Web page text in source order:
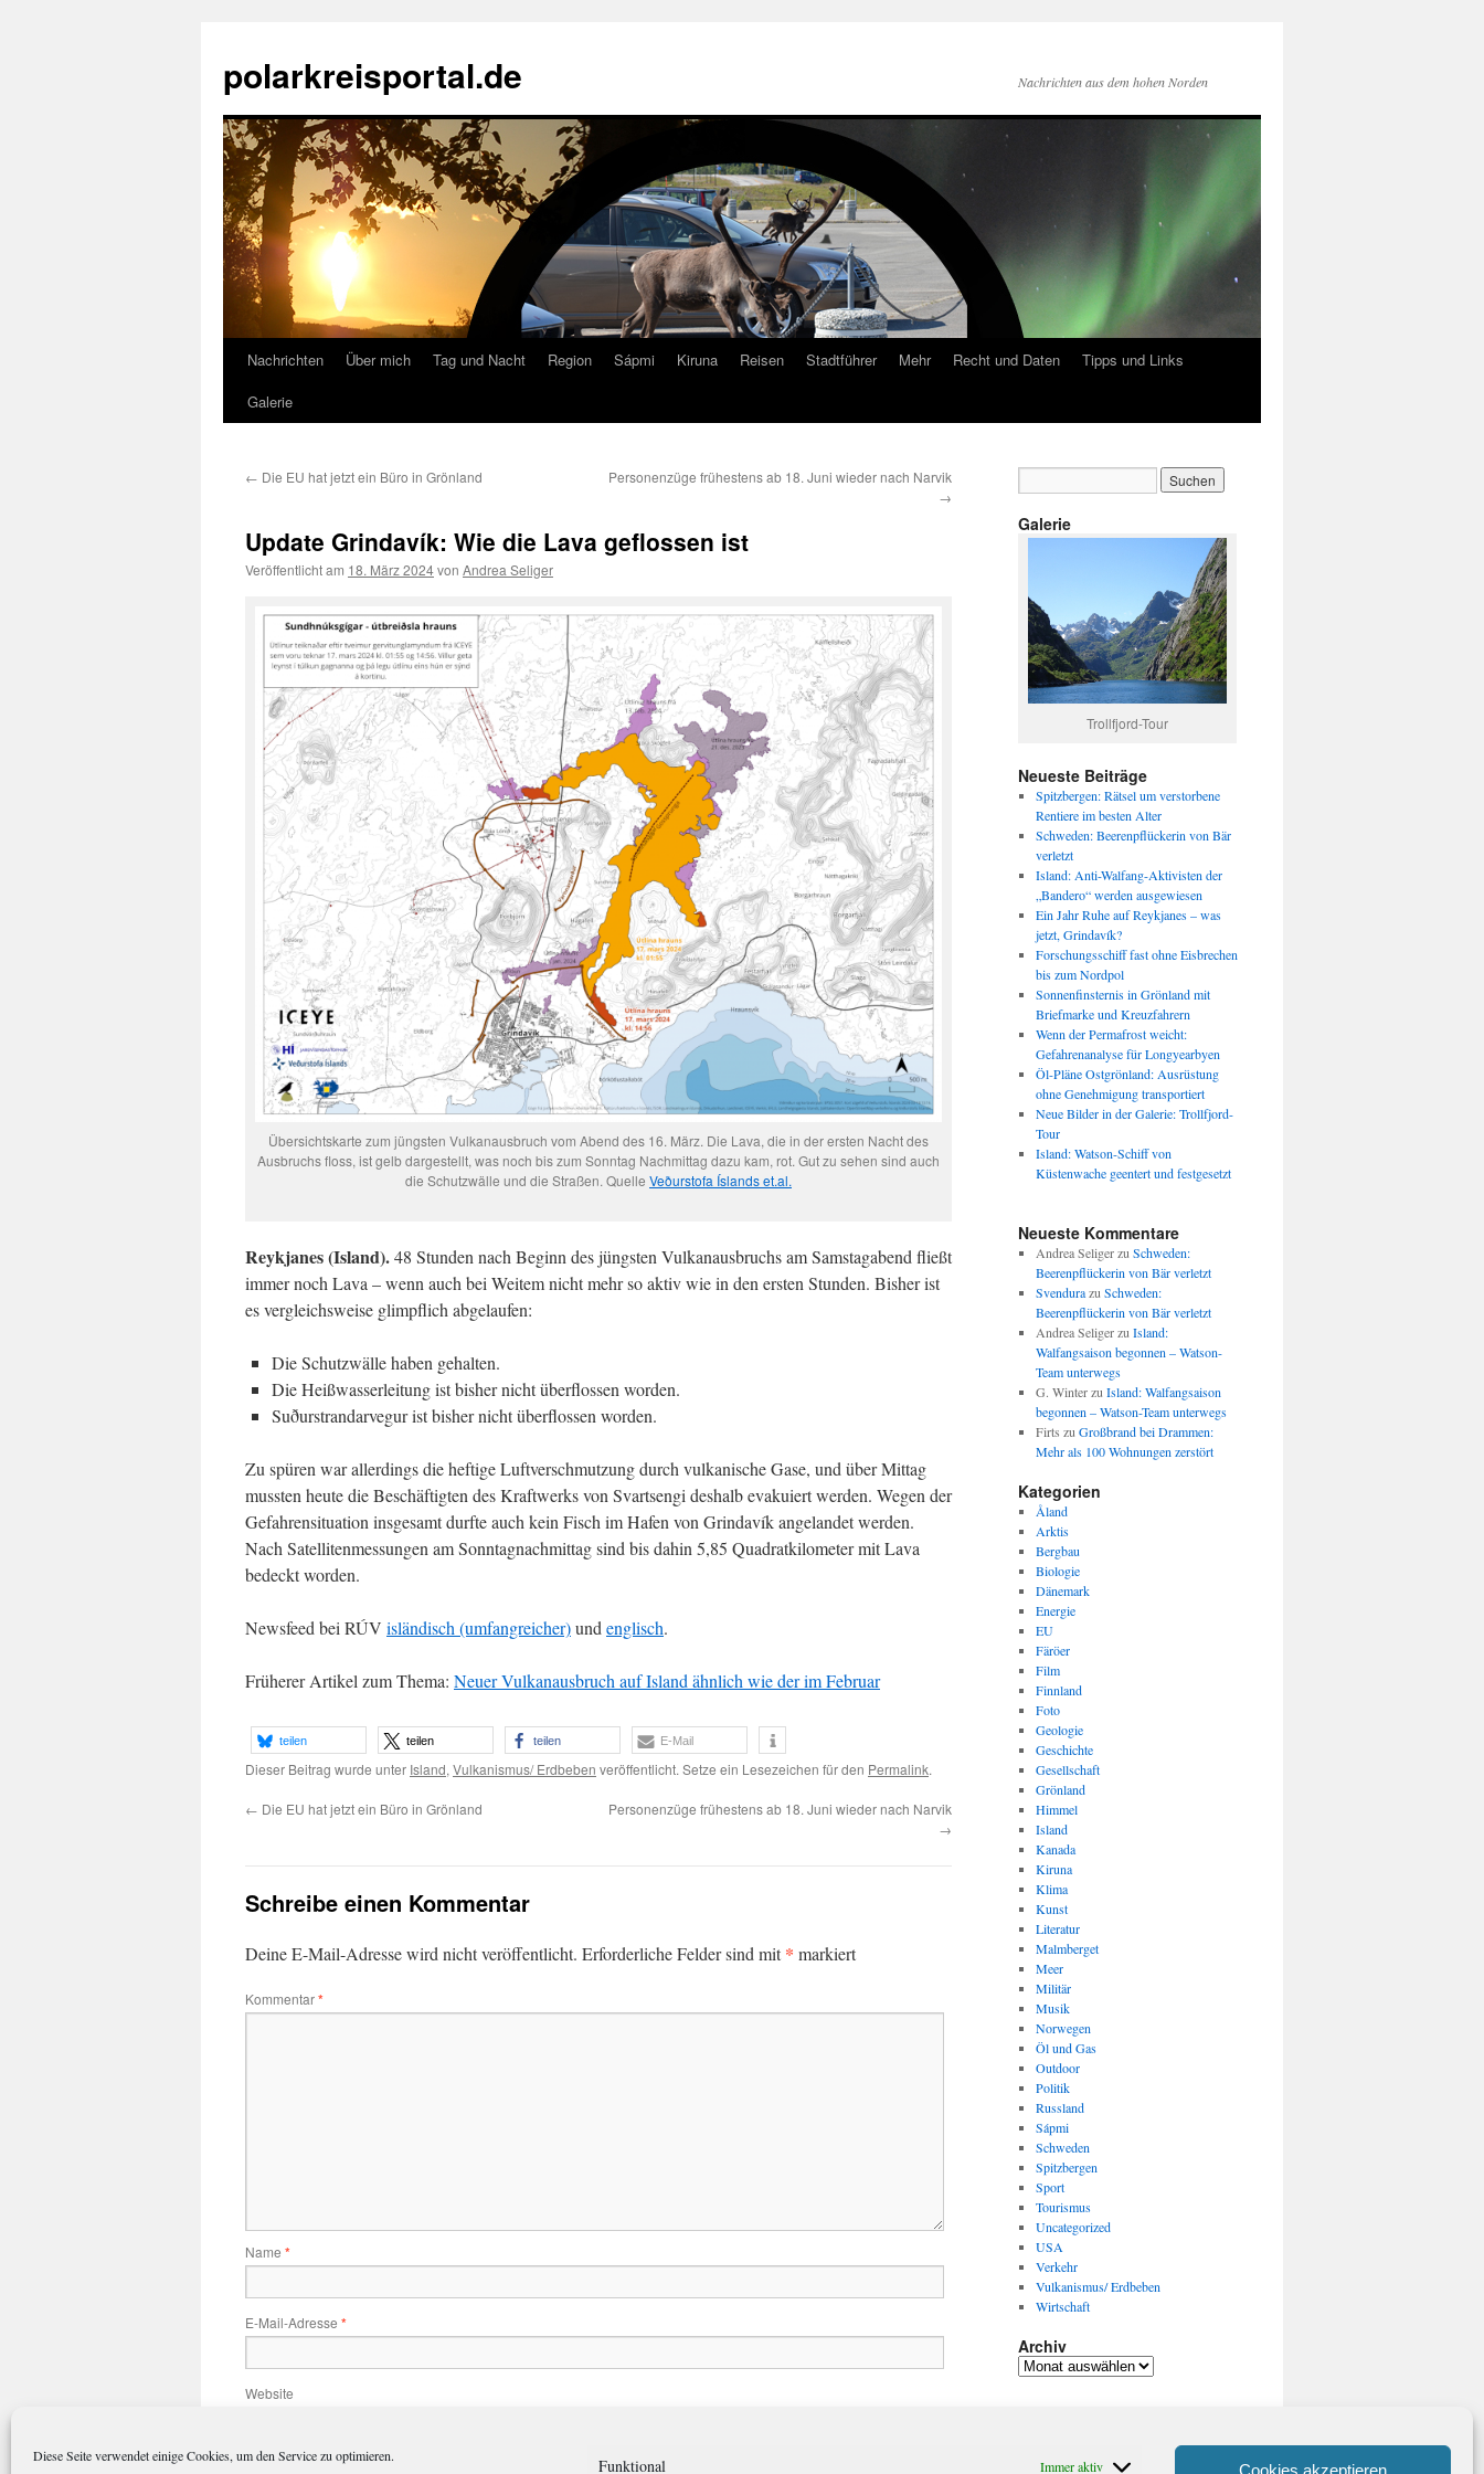
Diese Seite verwendet einige Cookies, um den Service zu optimieren. Funktional Immer aktiv Cookies akzeptieren
springen
polarkreisportal.de Nachrichten aus dem hohen Norden
Nachrichten Über mich Tag und Nacht Region Sápmi Kiruna Reisen Stadtführer Mehr Recht und Daten
Tipps und Links
Galerie
← Die EU hat jetzt ein Büro in Grönland
Personenzüge frühestens ab 18. Juni wieder nach Narvik
→
Update Grindavík: Wie die Lava geflossen ist
Veröffentlicht am 18. März 2024von Andrea Seliger
Übersichtskarte zum jüngsten Vulkanausbruch vom Abend des 16. März. Die Lava, die in der ersten Nacht des
Ausbruchs floss, ist gelb dargestellt, was noch bis zum Sonntag Nachmittag dazu kam, rot. Gut zu sehen sind auch
die Schutzwälle und die Straßen. Quelle Veðurstofa Íslands et.al.
Reykjanes (Island).48 Stunden nach Beginn des jüngsten Vulkanausbruchs am Samstagabend fließt
immer noch Lava – wenn auch bei Weitem nicht mehr so aktiv wie in den ersten Stunden. Bisher ist
es vergleichsweise glimpflich abgelaufen:
Die Schutzwälle haben gehalten.
Die Heißwasserleitung ist bisher nicht überflossen worden.
Suðurstrandarvegur ist bisher nicht überflossen worden.
Zu spüren war allerdings die heftige Luftverschmutzung durch vulkanische Gase, und über Mittag
mussten heute die Beschäftigten des Kraftwerks von Svartsengi deshalb evakuiert werden. Wegen der
Gefahrensituation insgesamt durfte auch kein Fisch im Hafen von Grindavík angelandet werden.
Nach Satellitenmessungen am Sonntagnachmittag sind bis dahin 5,85 Quadratkilometer mit Lava
bedeckt worden.
Newsfeed bei RÚV isländisch (umfangreicher)und englisch.
Früherer Artikel zum Thema: Neuer Vulkanausbruch auf Island ähnlich wie der im Februar
teilen teilen teilen E-Mail
Dieser Beitrag wurde unter Island, Vulkanismus/ Erdbeben veröffentlicht. Setze ein Lesezeichen für den Permalink.
← Die EU hat jetzt ein Büro in Grönland
Personenzüge frühestens ab 18. Juni wieder nach Narvik
→
Schreibe einen Kommentar
Deine E-Mail-Adresse wird nicht veröffentlicht. Erforderliche Felder sind mit* markiert
Kommentar*
Name *
E-Mail-Adresse *
Website
Name, E-Mail-Adresse und Website in diesem Browser für meinen nächsten Kommentar speichern.
Galerie
Trollfjord-Tour
Neueste Beiträge
Spitzbergen: Rätsel um verstorbene
Rentiere im besten Alter
Schweden: Beerenpflückerin von Bär
verletzt
Island: Anti-Walfang-Aktivisten der
„Bandero“ werden ausgewiesen
Ein Jahr Ruhe auf Reykjanes – was
jetzt, Grindavík?
Forschungsschiff fast ohne Eisbrechen
bis zum Nordpol
Sonnenfinsternis in Grönland mit
Briefmarke und Kreuzfahrern
Wenn der Permafrost weicht:
Gefahrenanalyse für Longyearbyen
Öl-Pläne Ostgrönland: Ausrüstung
ohne Genehmigung transportiert
Neue Bilder in der Galerie: Trollfjord-
Tour
Island: Watson-Schiff von
Küstenwache geentert und festgesetzt
Neueste Kommentare
Andrea Seligerzu Schweden:
Beerenpflückerin von Bär verletzt
Svendurazu Schweden:
Beerenpflückerin von Bär verletzt
Andrea Seligerzu Island:
Walfangsaison begonnen – Watson-
Team unterwegs
G. Winterzu Island: Walfangsaison
begonnen – Watson-Team unterwegs
Firts zu Großbrand bei Drammen:
Mehr als 100 Wohnungen zerstört
Kategorien
Åland
Arktis
Bergbau
Biologie
Dänemark
Energie
EU
Färöer
Film
Finnland
Foto
Geologie
Geschichte
Gesellschaft
Grönland
Himmel
Island
Kanada
Kiruna
Klima
Kunst
Literatur
Malmberget
Meer
Militär
Musik
Norwegen
Öl und Gas
Outdoor
Politik
Russland
Sápmi
Schweden
Spitzbergen
Sport
Tourismus
Uncategorized
USA
Verkehr
Vulkanismus/ Erdbeben
Wirtschaft
Archiv
Archiv